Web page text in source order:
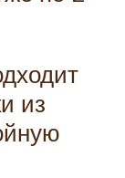
из